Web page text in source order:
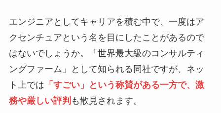
エンジニアとしてキャリアを積む中で、一度はア
クセンチュアという名を目にしたことがあるので
はないでしょうか。「世界最大級のコンサルティ
ングファーム」として知られる同社ですが、ネッ
ト上では 「すごい」という称賛がある一方で、激
務や厳しい評判 も散見されます。